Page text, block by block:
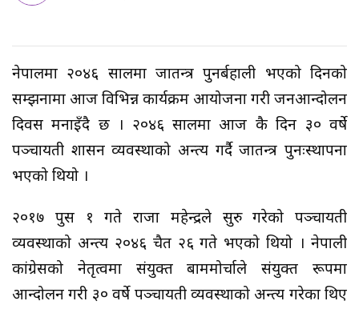
नेपालमा २०४६ सालमा प्रजातन्त्र पुनर्बहाली भएको दिनको
सम्झनामा आज विभिन्न कार्यक्रम आयोजना गरी जनआन्दोलन
दिवस मनाइँदै छ । २०४६ सालमा आज कै दिन ३० वर्षे
पञ्चायती शासन व्यवस्थाको अन्त्य गर्दै प्रजातन्त्र पुनःस्थापना
भएको थियो ।
२०१७ पुस १ गते राजा महेन्द्रले सुरु गरेको पञ्चायती
व्यवस्थाको अन्त्य २०४६ चैत २६ गते भएको थियो । नेपाली
कांग्रेसको नेतृत्वमा संयुक्त बाममोर्चाले संयुक्त रूपमा
आन्दोलन गरी ३० वर्षे पञ्चायती व्यवस्थाको अन्त्य गरेका थिए